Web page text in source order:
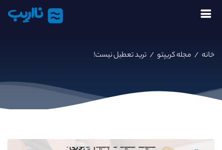
نااریب
خانه / مجله کریپتو / ترید تعطیل نیست!